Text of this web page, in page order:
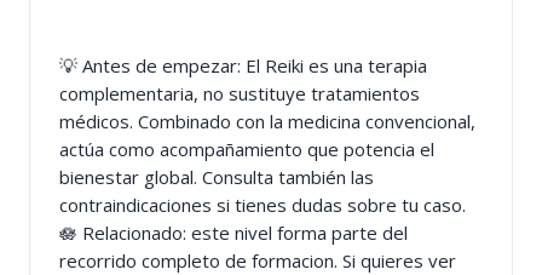
💡 Antes de empezar: El Reiki es una terapia
complementaria, no sustituye tratamientos
médicos. Combinado con la medicina convencional,
actúa como acompañamiento que potencia el
bienestar global. Consulta también las
contraindicaciones si tienes dudas sobre tu caso.
🪷 Relacionado: este nivel forma parte del
recorrido completo de formacion. Si quieres ver